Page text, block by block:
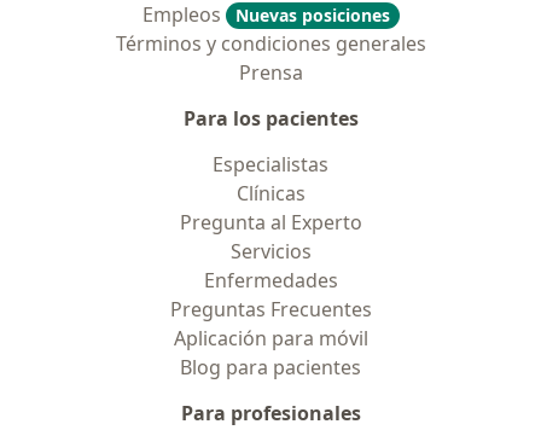
Empleos
Nuevas posiciones
Términos y condiciones generales
Prensa
Para los pacientes
Especialistas
Clínicas
Pregunta al Experto
Servicios
Enfermedades
Preguntas Frecuentes
Aplicación para móvil
Blog para pacientes
Para profesionales